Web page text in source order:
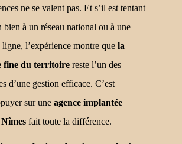
ne se valent pas. Et s’il est tentant
bien à un réseau national ou à une
l’expérience montre que la
fine du territoire reste l’un des
d’une gestion efficace. C’est
sur une agence implantée
fait toute la différence.